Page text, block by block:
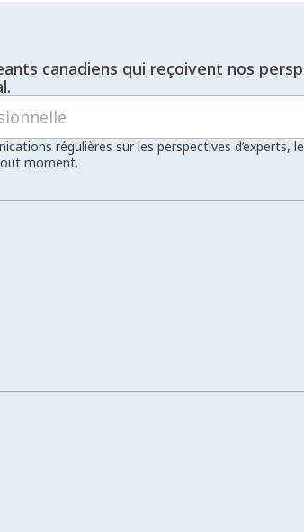
canadiens qui reçoivent nos
régulières sur les perspectives d’experts,
moment.